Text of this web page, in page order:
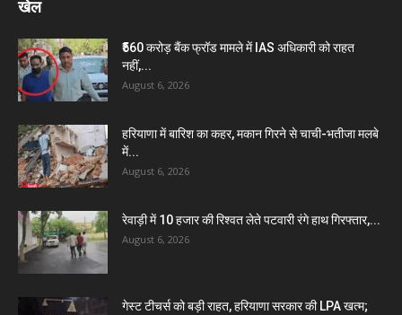
खेल
₹560 करोड़ बैंक फ्रॉड मामले में IAS अधिकारी को राहत
नहीं,...
August 6, 2026
हरियाणा में बारिश का कहर, मकान गिरने से चाची-भतीजा मलबे
में...
August 6, 2026
रेवाड़ी में 10 हजार की रिश्वत लेते पटवारी रंगे हाथ गिरफ्तार,...
August 6, 2026
गेस्ट टीचर्स को बड़ी राहत, हरियाणा सरकार की LPA खत्म;